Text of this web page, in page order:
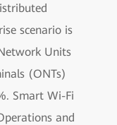
scenario is
Units
(ONTs)
Smart Wi-Fi
and